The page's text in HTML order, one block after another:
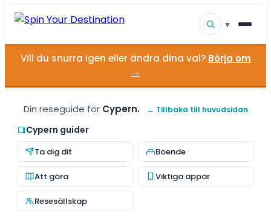
▾
Resmål
Hur det fungerar
Om oss
Kontakt
Vill du snurra igen eller ändra dina val? Börja om
→
Din reseguide för Cypern. ← Tillbaka till huvudsidan
Cypern guider
Ta dig dit Boende
Att göra Viktiga appar
Resesällskap